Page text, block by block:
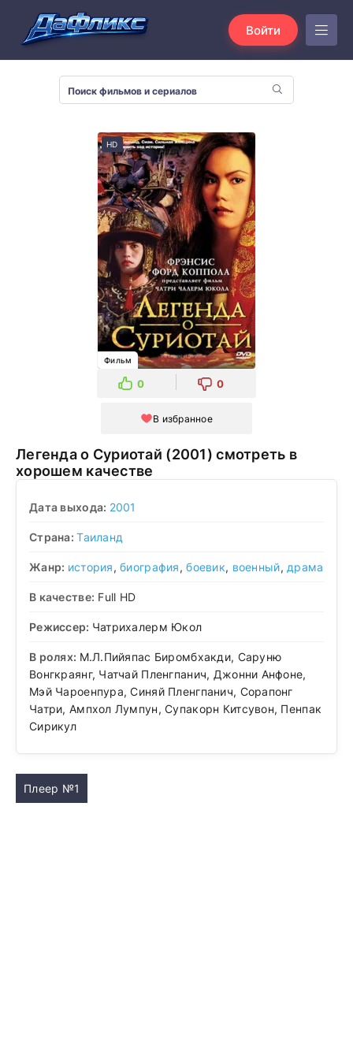
Войти
HD
Фильм
0 0
В избранное
Легенда о Суриотай (2001) смотреть в
хорошем качестве
Дата выхода: 2001
Страна:Таиланд
Жанр: история,биография,боевик, военный, драма
В качестве: Full HD
Режиссер: Чатрихалерм Юкол
В ролях: М.Л.Пийяпас Биромбхакди, Саруню
Вонгкраянг, Чатчай Пленгпанич, Джонни Анфоне,
Мэй Чароенпура, Синяй Пленгпанич, Сорапонг
Чатри, Ампхол Лумпун, Супакорн Китсувон, Пенпак
Сирикул
Плеер №1